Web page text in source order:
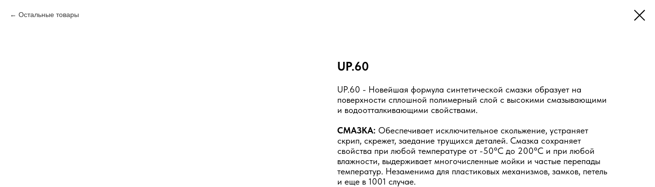
Остальные товары
UP.60
UP.60 - Новейшая формула синтетической смазки образует на
поверхности сплошной полимерный слой с высокими смазывающими
и водоотталкивающими свойствами.
СМАЗКА: Обеспечивает исключительное скольжение, устраняет
скрип, скрежет, заедание трущихся деталей. Смазка сохраняет
свойства при любой температуре от -50°С до 200°С и при любой
влажности, выдерживает многочисленные мойки и частые перепады
температур. Незаменима для пластиковых механизмов, замков, петель
и еще в 1001 случае.